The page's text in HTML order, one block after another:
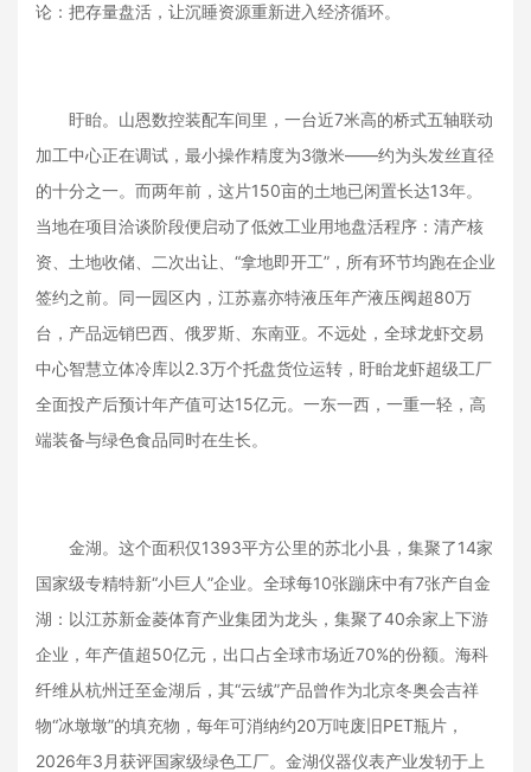
论：把存量盘活，让沉睡资源重新进入经济循环。
盱眙。山恩数控装配车间里，一台近7米高的桥式五轴联动
加工中心正在调试，最小操作精度为3微米——约为头发丝直径
的十分之一。而两年前，这片150亩的土地已闲置长达13年。
当地在项目洽谈阶段便启动了低效工业用地盘活程序：清产核
资、土地收储、二次出让、“拿地即开工”，所有环节均跑在企业
签约之前。同一园区内，江苏嘉亦特液压年产液压阀超80万
台，产品远销巴西、俄罗斯、东南亚。不远处，全球龙虾交易
中心智慧立体冷库以2.3万个托盘货位运转，盱眙龙虾超级工厂
全面投产后预计年产值可达15亿元。一东一西，一重一轻，高
端装备与绿色食品同时在生长。
金湖。这个面积仅1393平方公里的苏北小县，集聚了14家
国家级专精特新“小巨人”企业。全球每10张蹦床中有7张产自金
湖：以江苏新金菱体育产业集团为龙头，集聚了40余家上下游
企业，年产值超50亿元，出口占全球市场近70%的份额。海科
纤维从杭州迁至金湖后，其“云绒”产品曾作为北京冬奥会吉祥
物“冰墩墩”的填充物，每年可消纳约20万吨废旧PET瓶片，
2026年3月获评国家级绿色工厂。金湖仪器仪表产业发轫于上